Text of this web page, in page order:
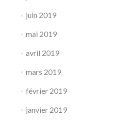
juin 2019
mai 2019
avril 2019
mars 2019
février 2019
janvier 2019